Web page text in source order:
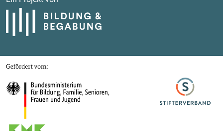
Bildung und Begabung
Gefördert von
Bundesministerium für Bildung, Familie, Senioren, Frauen und Jugend
Stifterverband
Kultusministerkonferenz